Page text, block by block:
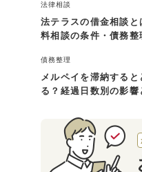
法律相談
法テラスの借金相談と
料相談の条件・債務整
債務整理
メルペイを滞納すると
る？経過日数別の影響